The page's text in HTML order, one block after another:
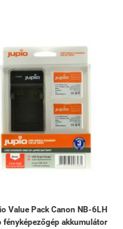
Value Pack Canon NB-6LH
fényképezőgép akkumulátor